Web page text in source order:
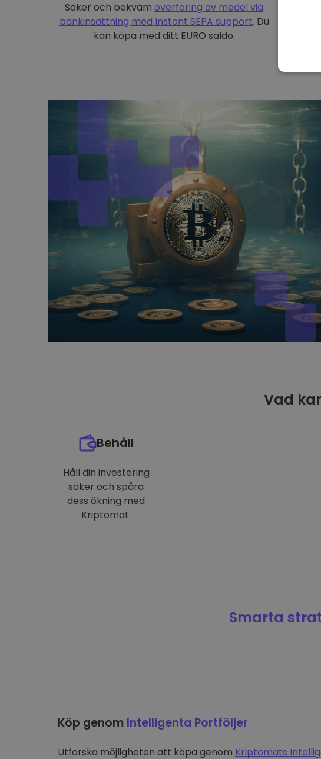
Säker och bekvämöverföring av medel via
bankinsättning med Instant SEPA support. Du
kan köpa med ditt EURO saldo.
Vad
Behåll
Håll din investering
säker och spåra
dess ökning med
Kriptomat.
Smarta
Köp genom Intelligenta Portföljer
Utforska möjligheten att köpa genom Kriptomats